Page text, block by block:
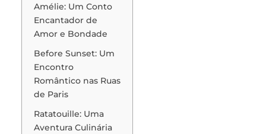
Amélie: Um Conto
Encantador de
Amor e Bondade
Before Sunset: Um
Encontro
Romântico nas Ruas
de Paris
Ratatouille: Uma
Aventura Culinária